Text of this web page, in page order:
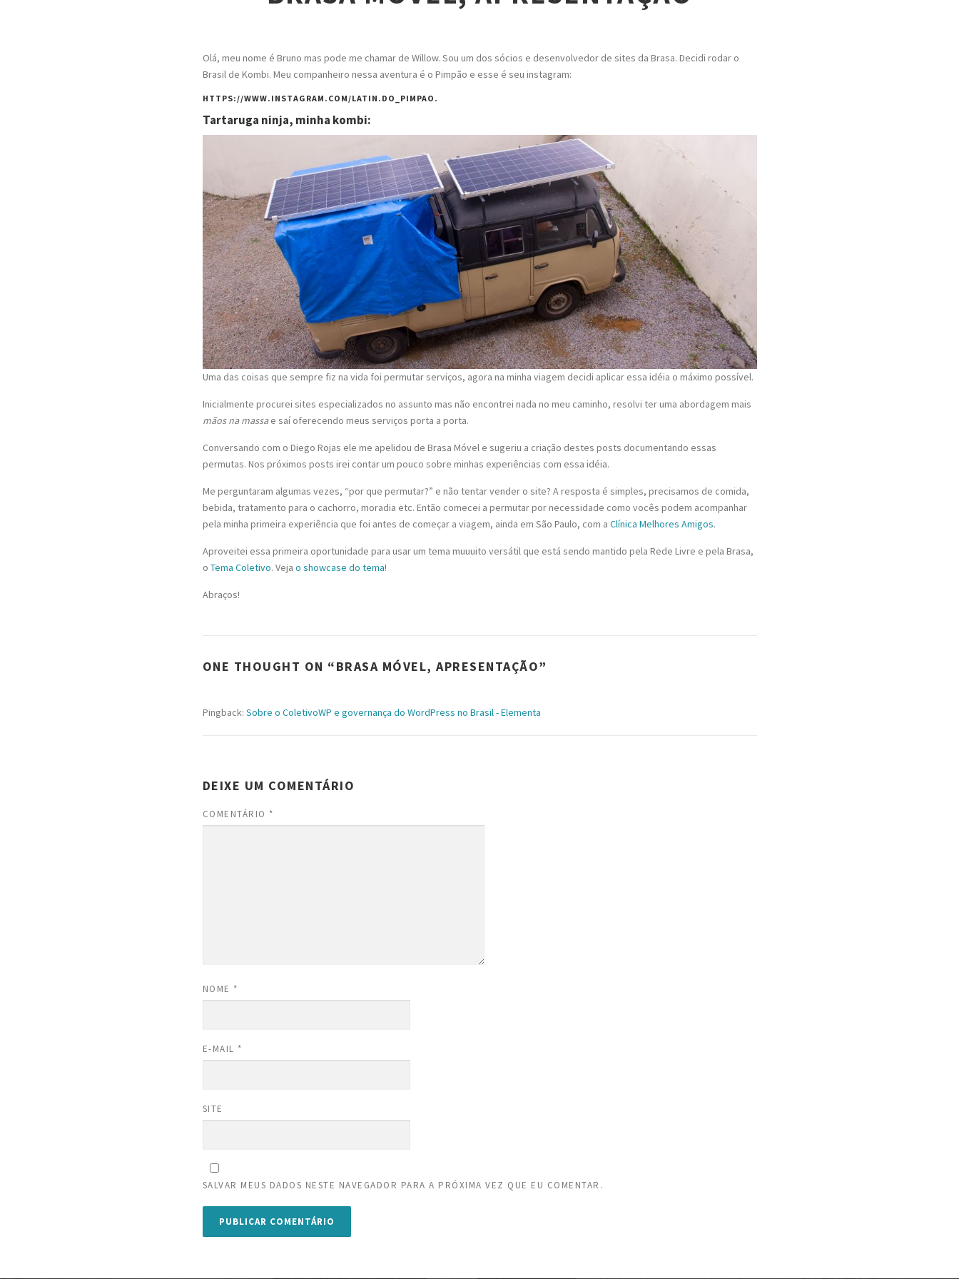
Olá, meu nome é Bruno mas pode me chamar de Willow. Sou um dos sócios e desenvolvedor de sites da Brasa. Decidi rodar o
Brasil de Kombi. Meu companheiro nessa aventura é o Pimpão e esse é seu instagram:
HTTPS://WWW.INSTAGRAM.COM/LATIN.DO_PIMPAO.
Tartaruga ninja, minha kombi:
Uma das coisas que sempre fiz na vida foi permutar serviços, agora na minha viagem decidi aplicar essa idéia o máximo possível.
Inicialmente procurei sites especializados no assunto mas não encontrei nada no meu caminho, resolvi ter uma abordagem mais
mãos na massa e saí oferecendo meus serviços porta a porta.
Conversando com o Diego Rojas ele me apelidou de Brasa Móvel e sugeriu a criação destes posts documentando essas
permutas. Nos próximos posts irei contar um pouco sobre minhas experiências com essa idéia.
Me perguntaram algumas vezes, “por que permutar?” e não tentar vender o site? A resposta é simples, precisamos de comida,
bebida, tratamento para o cachorro, moradia etc. Então comecei a permutar por necessidade como vocês podem acompanhar
pela minha primeira experiência que foi antes de começar a viagem, ainda em São Paulo, com a Clínica Melhores Amigos.
Aproveitei essa primeira oportunidade para usar um tema muuuito versátil que está sendo mantido pela Rede Livre e pela Brasa,
o Tema Coletivo. Veja o showcase do tema!
Abraços!
ONE THOUGHT ON “BRASA MÓVEL, APRESENTAÇÃO”
Pingback: Sobre o ColetivoWP e governança do WordPress no Brasil - Elementa
DEIXE UM COMENTÁRIO
COMENTÁRIO *
NOME *
E-MAIL *
SITE
SALVAR MEUS DADOS NESTE NAVEGADOR PARA A PRÓXIMA VEZ QUE EU COMENTAR.